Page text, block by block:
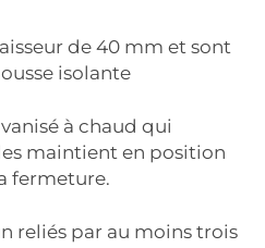
de 40 mm et sont
isolante
à chaud qui
maintient en position
fermeture.
reliés par au moins trois